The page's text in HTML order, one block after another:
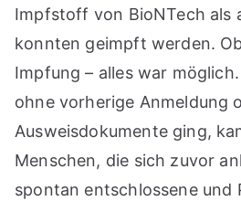
Impfstoff von BioNTech als
konnten geimpft werden.
Impfung – alles war
ohne vorherige Anmeldung
Ausweisdokumente ging,
Menschen, die sich zuvor
spontan entschlossene und